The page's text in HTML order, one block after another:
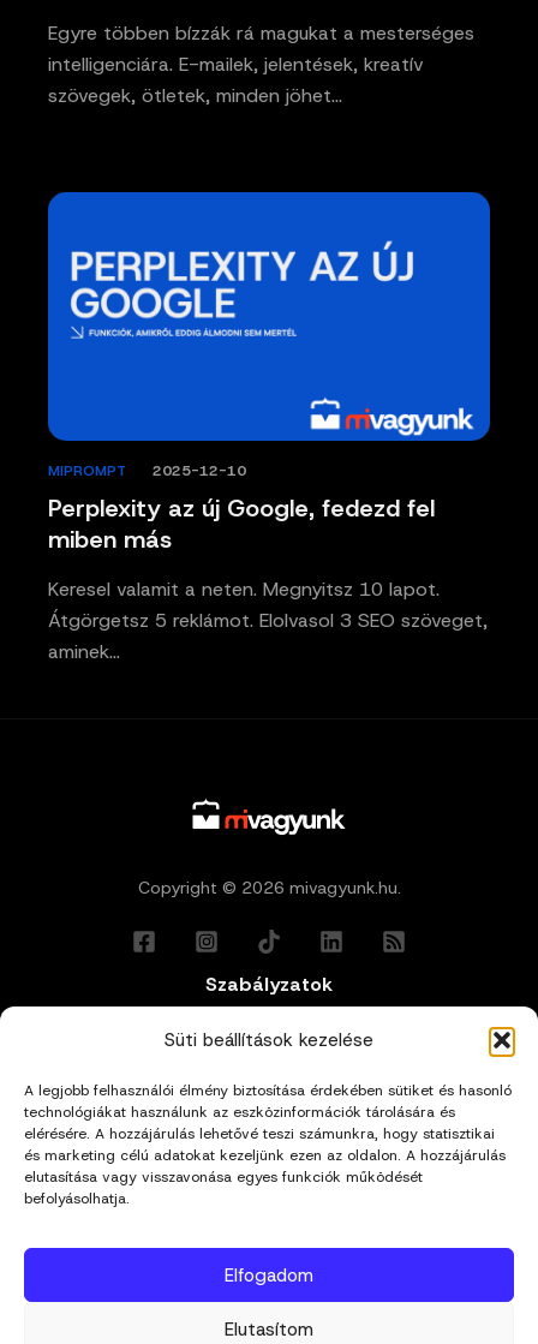
Süti beállítások kezelése
A legjobb felhasználói élmény biztosítása érdekében sütiket és hasonló
technológiákat használunk az eszközinformációk tárolására és
elérésére. A hozzájárulás lehetővé teszi számunkra, hogy statisztikai
és marketing célú adatokat kezeljünk ezen az oldalon. A hozzájárulás
elutasítása vagy visszavonása egyes funkciók működését
befolyásolhatja.
Elfogadom
Elutasítom
Egyre többen bízzák rá magukat a mesterséges
intelligenciára. E-mailek, jelentések, kreatív
szövegek, ötletek, minden jöhet…
Perplexity az új Google, fedezd fel
miben más
MIPROMPT 2025-12-10
Keresel valamit a neten. Megnyitsz 10 lapot.
Átgörgetsz 5 reklámot. Elolvasol 3 SEO szöveget,
aminek…
Copyright © 2026 mivagyunk.hu.
Szabályzatok
Általános Felhasználási Feltételek
Adatkezelési Tájékoztató
Impresszum
Kapcsolat
hello@mivagyunk.hu